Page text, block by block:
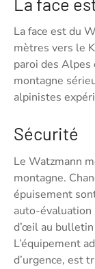
La face est du
mètres vers le
paroi des Alpes
montagne
alpinistes
Sécurité
Le Watzmann
montagne.
épuisement
auto-
d’œil au
L’équipement
d’urgence, est